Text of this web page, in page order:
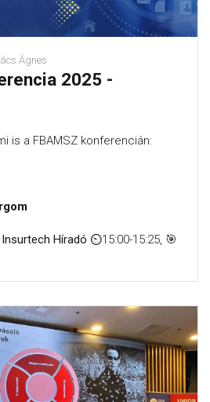
Ágnes
2025 -
is a FBAMSZ konferencián:
Híradó ⏲️15:00-15:25, 🎯